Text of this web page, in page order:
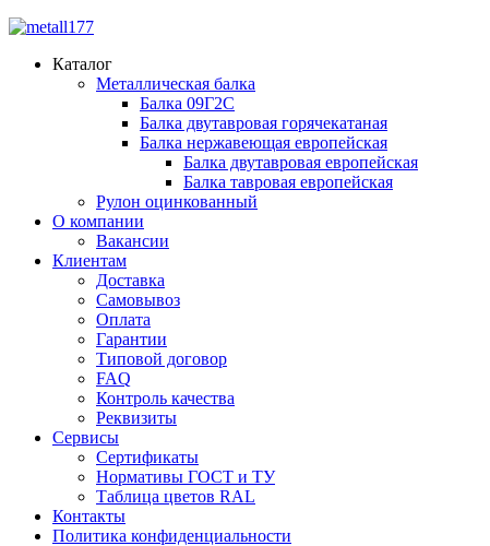
Каталог
Металлическая балка
Балка 09Г2С
Балка двутавровая горячекатаная
Балка нержавеющая европейская
Балка двутавровая европейская
Балка тавровая европейская
Рулон оцинкованный
О компании
Вакансии
Клиентам
Доставка
Самовывоз
Оплата
Гарантии
Типовой договор
FAQ
Контроль качества
Реквизиты
Сервисы
Сертификаты
Нормативы ГОСТ и ТУ
Таблица цветов RAL
Контакты
Политика конфиденциальности